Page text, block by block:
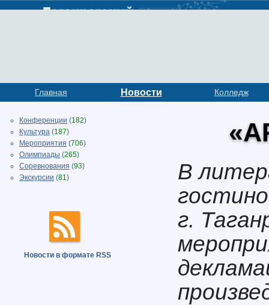
Главная Новости Колледж
Конференции (182)
Культура (187)
Мероприятия (706)
Олимпиады (265)
Соревнования (93)
Экскурсии (81)
Новости в формате RSS
В
г.